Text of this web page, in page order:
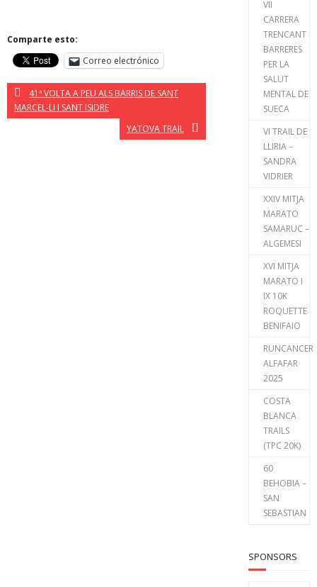
Comparte esto:
Correo electrónico
41ª VOLTA A PEU ALS BARRIS DE SANT
MARCEL-LI I SANT ISIDRE
YATOVA TRAIL
VII
CARRERA
TRENCANT
BARRERES
PER LA
SALUT
MENTAL DE
SUECA
VI TRAIL DE
LLIRIA –
SANDRA
VIDRIER
XXIV MITJA
MARATO
SAMARUC –
ALGEMESI
XVI MITJA
MARATO I
IX 10K
ROQUETTE
BENIFAIO
RUNCANCER
ALFAFAR
2025
COSTA
BLANCA
TRAILS
(TPC 20K)
60
BEHOBIA –
SAN
SEBASTIAN
SPONSORS